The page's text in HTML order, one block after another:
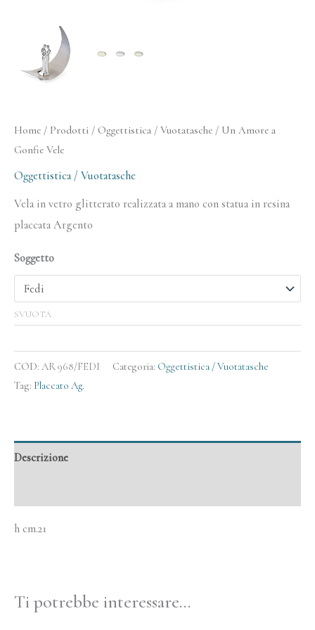
Home / Prodotti / Oggettistica / Vuotatasche / Un Amore a
Gonfie Vele
Oggettistica / Vuotatasche
Vela in vetro glitterato realizzata a mano con statua in resina
placcata Argento
Soggetto
SVUOTA
COD: AR 968/FEDI Categoria: Oggettistica / Vuotatasche
Tag: Placcato Ag.
Descrizione
h cm.21
Ti potrebbe interessare…